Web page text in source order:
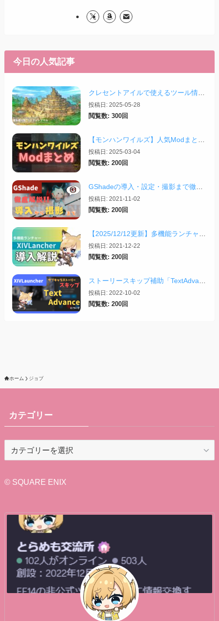
今日の人気記事
投稿日: 2025-05-28
閲覧数: 300回
投稿日: 2025-03-04
閲覧数: 200回
投稿日: 2021-11-02
閲覧数: 200回
【2025/12/12更新】多機能ランチャー「XIVLauncher」の導入方法・使い方について
投稿日: 2021-12-22
閲覧数: 200回
ストーリースキップ補助「TextAdvance」について【2025/05/21更新】
投稿日: 2022-10-02
閲覧数: 200回
ホーム ジョブ
カテゴリー
リ
© SQUARE ENIX